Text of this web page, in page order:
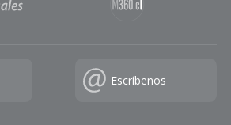
Escríbenos